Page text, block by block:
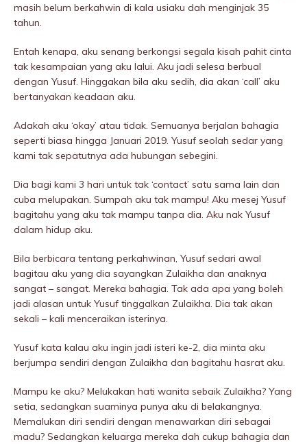
masih belum berkahwin di kala usiaku dah menginjak 35
tahun.
Entah kenapa, aku senang berkongsi segala kisah pahit cinta
tak kesampaian yang aku lalui. Aku jadi selesa berbual
dengan Yusuf. Hinggakan bila aku sedih, dia akan ‘call’ aku
bertanyakan keadaan aku.
Adakah aku ‘okay’ atau tidak. Semuanya berjalan bahagia
seperti biasa hingga Januari 2019. Yusuf seolah sedar yang
kami tak sepatutnya ada hubungan sebegini.
Dia bagi kami 3 hari untuk tak ‘contact’ satu sama lain dan
cuba melupakan. Sumpah aku tak mampu! Aku mesej Yusuf
bagitahu yang aku tak mampu tanpa dia. Aku nak Yusuf
dalam hidup aku.
Bila berbicara tentang perkahwinan, Yusuf sedari awal
bagitau aku yang dia sayangkan Zulaikha dan anaknya
sangat – sangat. Mereka bahagia. Tak ada apa yang boleh
jadi alasan untuk Yusuf tinggalkan Zulaikha. Dia tak akan
sekali – kali menceraikan isterinya.
Yusuf kata kalau aku ingin jadi isteri ke-2, dia minta aku
berjumpa sendiri dengan Zulaikha dan bagitahu hasrat aku.
Mampu ke aku? MeIukakan hati wanita sebaik Zulaikha? Yang
setia, sedangkan suaminya punya aku di belakangnya.
Memalukan diri sendiri dengan menawarkan diri sebagai
madu? Sedangkan keluarga mereka dah cukup bahagia dan